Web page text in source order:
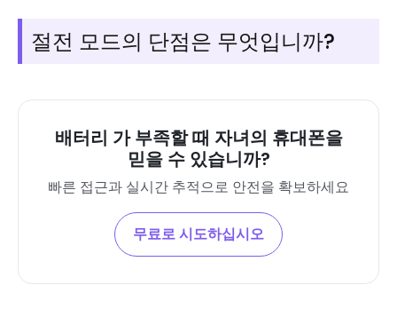
절전 모드의 단점은 무엇입니까?
배터리 가 부족할 때 자녀의 휴대폰을
믿을 수 있습니까?
빠른 접근과 실시간 추적으로 안전을 확보하세요
무료로 시도하십시오